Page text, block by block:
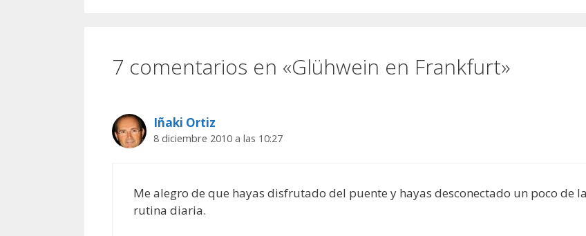
7 comentarios en «Glühwein en Frankfurt»
Iñaki Ortiz
8 diciembre 2010 a las 10:27
Me alegro de que hayas disfrutado del puente y hayas desconectado un poco de la
rutina diaria.